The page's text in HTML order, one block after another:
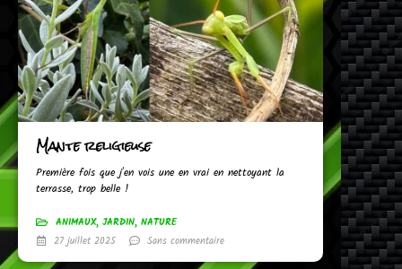
Mante religieuse
Première fois que j'en vois une en vrai en nettoyant la
terrasse, trop belle !
ANIMAUX, JARDIN, NATURE
27 juillet 2025
Sans commentaire